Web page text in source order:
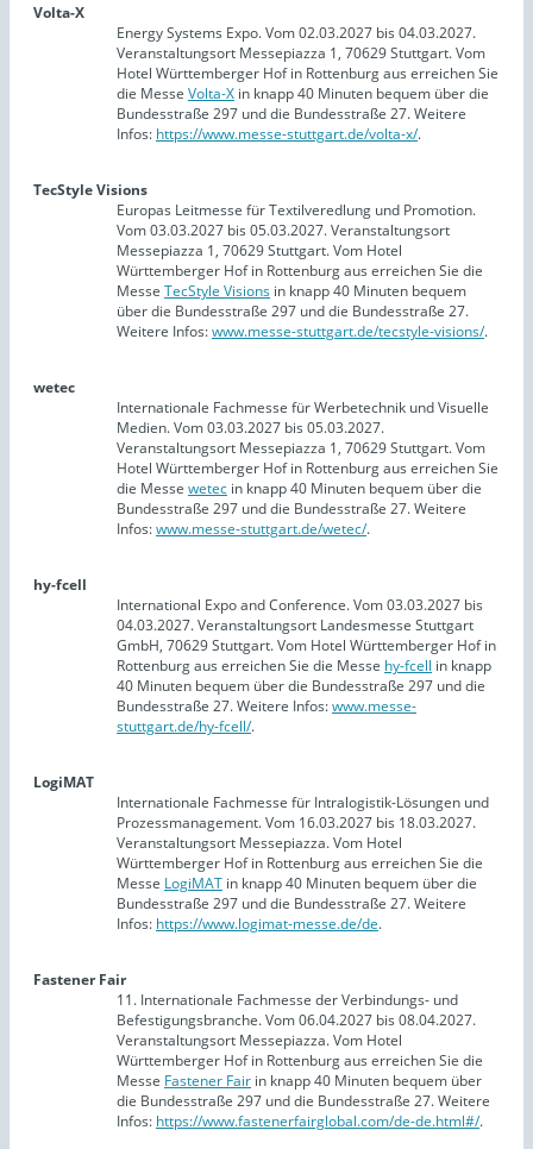
Volta-X
Energy Systems Expo. Vom 02.03.2027 bis 04.03.2027.
Veranstaltungsort Messepiazza 1, 70629 Stuttgart. Vom
Hotel Württemberger Hof in Rottenburg aus erreichen Sie
die Messe Volta-X in knapp 40 Minuten bequem über die
Bundesstraße 297 und die Bundesstraße 27. Weitere
Infos: https://www.messe-stuttgart.de/volta-x/.
TecStyle Visions
Europas Leitmesse für Textilveredlung und Promotion.
Vom 03.03.2027 bis 05.03.2027. Veranstaltungsort
Messepiazza 1, 70629 Stuttgart. Vom Hotel
Württemberger Hof in Rottenburg aus erreichen Sie die
Messe TecStyle Visions in knapp 40 Minuten bequem
über die Bundesstraße 297 und die Bundesstraße 27.
Weitere Infos:www.messe-stuttgart.de/tecstyle-visions/.
wetec
Internationale Fachmesse für Werbetechnik und Visuelle
Medien. Vom 03.03.2027 bis 05.03.2027.
Veranstaltungsort Messepiazza 1, 70629 Stuttgart. Vom
Hotel Württemberger Hof in Rottenburg aus erreichen Sie
die Messe wetec in knapp 40 Minuten bequem über die
Bundesstraße 297 und die Bundesstraße 27. Weitere
Infos:www.messe-stuttgart.de/wetec/.
hy-fcell
International Expo and Conference. Vom 03.03.2027 bis
04.03.2027. Veranstaltungsort Landesmesse Stuttgart
GmbH, 70629 Stuttgart. Vom Hotel Württemberger Hof in
Rottenburg aus erreichen Sie die Messe hy-fcell in knapp
40 Minuten bequem über die Bundesstraße 297 und die
Bundesstraße 27. Weitere Infos:www.messe-
stuttgart.de/hy-fcell/.
LogiMAT
Internationale Fachmesse für Intralogistik-Lösungen und
Prozessmanagement. Vom 16.03.2027 bis 18.03.2027.
Veranstaltungsort Messepiazza. Vom Hotel
Württemberger Hof in Rottenburg aus erreichen Sie die
Messe LogiMAT in knapp 40 Minuten bequem über die
Bundesstraße 297 und die Bundesstraße 27. Weitere
Infos: https://www.logimat-messe.de/de.
Fastener Fair
11. Internationale Fachmesse der Verbindungs- und
Befestigungsbranche. Vom 06.04.2027 bis 08.04.2027.
Veranstaltungsort Messepiazza. Vom Hotel
Württemberger Hof in Rottenburg aus erreichen Sie die
Messe Fastener Fair in knapp 40 Minuten bequem über
die Bundesstraße 297 und die Bundesstraße 27. Weitere
Infos: https://www.fastenerfairglobal.com/de-de.html#/.